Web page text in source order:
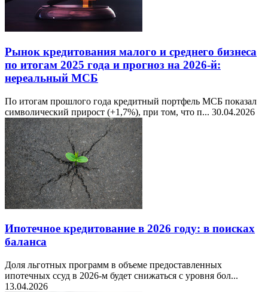
Рынок кредитования малого и среднего бизнеса
по итогам 2025 года и прогноз на 2026-й:
нереальный МСБ
По итогам прошлого года кредитный портфель МСБ показал
символический прирост (+1,7%), при том, что п... 30.04.2026
Ипотечное кредитование в 2026 году: в поисках
баланса
Доля льготных программ в объеме предоставленных
ипотечных ссуд в 2026-м будет снижаться с уровня бол...
13.04.2026